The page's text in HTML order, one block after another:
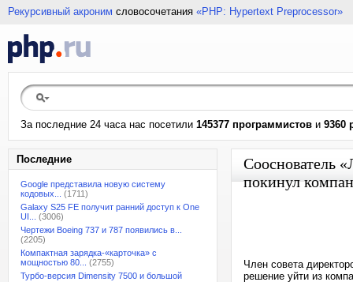
Рекурсивный акроним словосочетания «PHP: Hypertext Preprocessor»
За последние 24 часа нас посетили 145377 программистов и 9360
Последние
Google представила новую систему
кодовых...
(1711)
Galaxy S25 FE получит ранний доступ к One
UI...
(3006)
Чертежи Boeing 737 и 787 появились в...
(2205)
Компактная зарядка-«карточка» с
мощностью 80...
(2755)
Турбо-версия Dimensity 7500 и большой
Сооснователь
покинул
Член совета
решение уйти из